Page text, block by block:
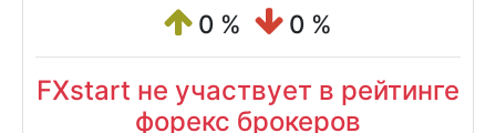
0 % 0 %
FXstart не участвует в рейтинге
форекс брокеров